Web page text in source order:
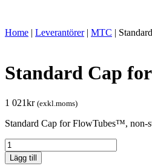
Home | Leverantörer | MTC |
Standard Cap
1 021kr (exkl.moms)
Standard Cap for FlowTubes™, non-
Standard
CapLägg till